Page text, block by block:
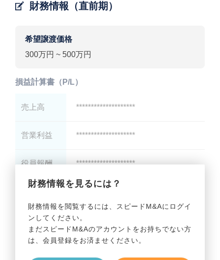
財務情報（直前期）
希望譲渡価格
300万円 ~ 500万円
財務情報を見るには？
財務情報を閲覧するには、スピードM&Aにログイ
ンしてください。
まだスピードM&Aのアカウントをお持ちでない方
は、会員登録をお済ませください。
損益計算書（P/L）
売上高 ********************
営業利益 ********************
役員報酬 ********************
貸借対照表（B/S）
総資産 ********************